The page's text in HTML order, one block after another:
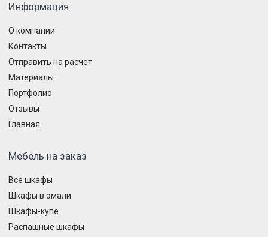
Информация
О компании
Контакты
Отправить на расчет
Материалы
Портфолио
Отзывы
Главная
Мебель на заказ
Все шкафы
Шкафы в эмали
Шкафы-купе
Распашные шкафы